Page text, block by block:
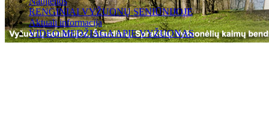
RENGINIAI VYŽUONŲ SENIŪNIJOJE
Aktuali informacija
VIDEO MEDŽIAGA APIE VYŽUONAS